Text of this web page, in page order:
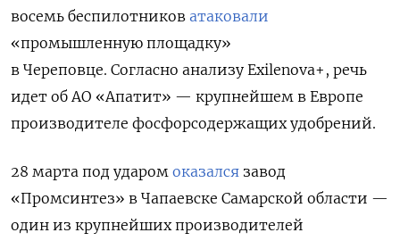
восемь беспилотников атаковали
«промышленную площадку»
в Череповце. Согласно анализу Exilenova+, речь
идет об АО «Апатит» — крупнейшем в Европе
производителе фосфорсодержащих удобрений.
28 марта под ударом оказался завод
«Промсинтез» в Чапаевске Самарской области —
один из крупнейших производителей